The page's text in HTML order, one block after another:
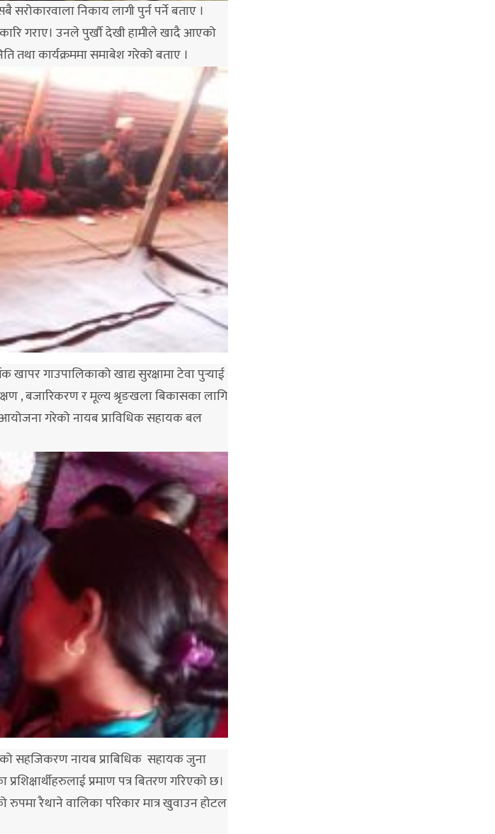
निकाय लागी पुर्न पर्ने बताए ।
गराए। उनले पुर्खौ देखी हामीले खादै आएको
तथा कार्यक्रममा समाबेश गरेको बताए ।
खापर गाउपालिकाको खाद्य सुरक्षामा टेवा पुर्‍याई
, बजारिकरण र मूल्य श्रृङखला बिकासका लागि
गरेको नायब प्राविधिक सहायक बल
सहजिकरण नायब प्राबिधिक सहायक जुना
प्रमाण पत्र बितरण गरिएको छ।
रैथाने वालिका परिकार मात्र खुवाउन होटल